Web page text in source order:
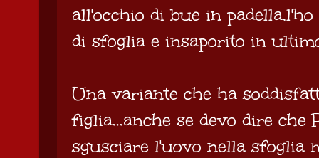
all'occhio di bue in
di sfoglia e insaporito in
Una variante che ha
figlia...anche se devo dire che
sgusciare l'uovo nella sfoglia